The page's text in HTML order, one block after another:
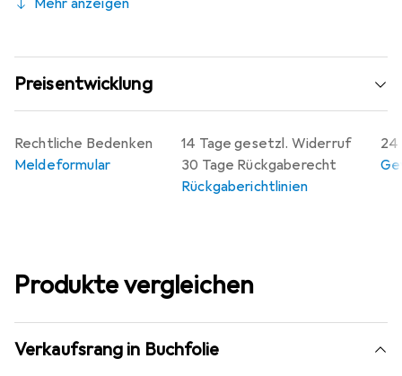
Mehr anzeigen
Preisentwicklung
14 Tage gesetzl. Widerruf
30 Tage Rückgaberecht
Rückgaberichtlinien
24
Rechtliche Bedenken
Meldeformular
Produkte vergleichen
Verkaufsrang in Buchfolie